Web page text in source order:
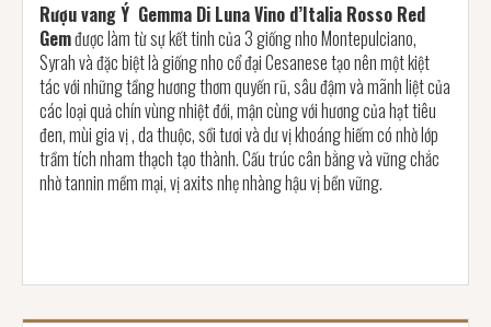
Rượu vang Ý Gemma Di Luna Vino d’Italia Rosso Red
Gemđược làm từ sự kết tinh của 3 giống nho Montepulciano,
Syrah và đặc biệt là giống nho cổ đại Cesanese tạo nên một kiệt
tác với những tầng hương thơm quyến rũ, sâu đậm và mãnh liệt của
các loại quả chín vùng nhiệt đới, mận cùng với hương của hạt tiêu
đen, mùi gia vị , da thuộc, sồi tươi và dư vị khoáng hiếm có nhờ lớp
trầm tích nham thạch tạo thành. Cấu trúc cân bằng và vững chắc
nhờ tannin mềm mại, vị axits nhẹ nhàng hậu vị bền vững.